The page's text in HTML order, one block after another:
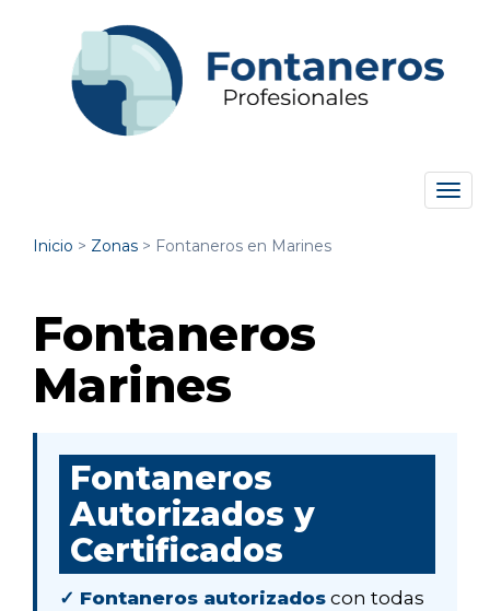
Inicio > Zonas > Fontaneros en Marines
Fontaneros
Marines
Fontaneros
Autorizados y
Certificados
✓ Fontaneros autorizados con todas